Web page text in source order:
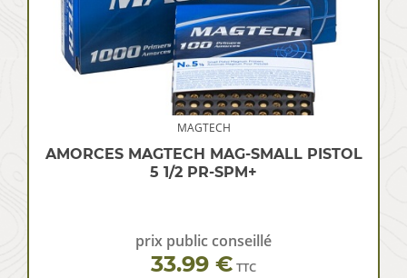
MAGTECH
AMORCES MAGTECH MAG-SMALL PISTOL
5 1/2 PR-SPM+
prix public conseillé
33.99 € TTC